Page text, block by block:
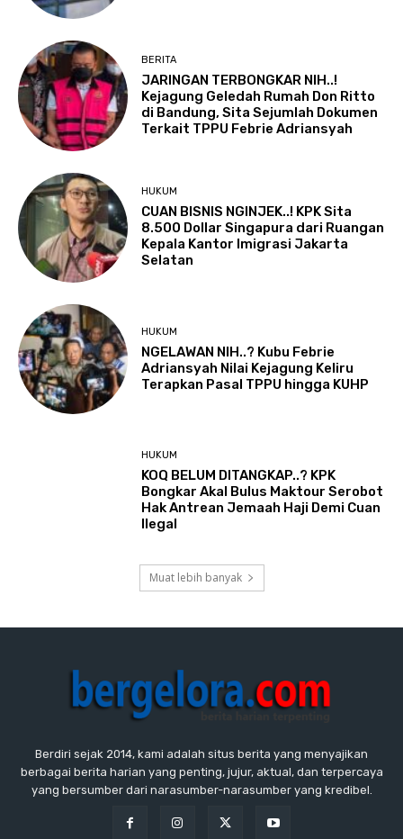
BERITA
JARINGAN TERBONGKAR NIH..!
Kejagung Geledah Rumah Don Ritto
di Bandung, Sita Sejumlah Dokumen
Terkait TPPU Febrie Adriansyah
HUKUM
CUAN BISNIS NGINJEK..! KPK Sita
8.500 Dollar Singapura dari Ruangan
Kepala Kantor Imigrasi Jakarta
Selatan
HUKUM
NGELAWAN NIH..? Kubu Febrie
Adriansyah Nilai Kejagung Keliru
Terapkan Pasal TPPU hingga KUHP
HUKUM
KOQ BELUM DITANGKAP..? KPK
Bongkar Akal Bulus Maktour Serobot
Hak Antrean Jemaah Haji Demi Cuan
Ilegal
Muat lebih banyak
Berdiri sejak 2014, kami adalah situs berita yang menyajikan
berbagai berita harian yang penting, jujur, aktual, dan terpercaya
yang bersumber dari narasumber-narasumber yang kredibel.